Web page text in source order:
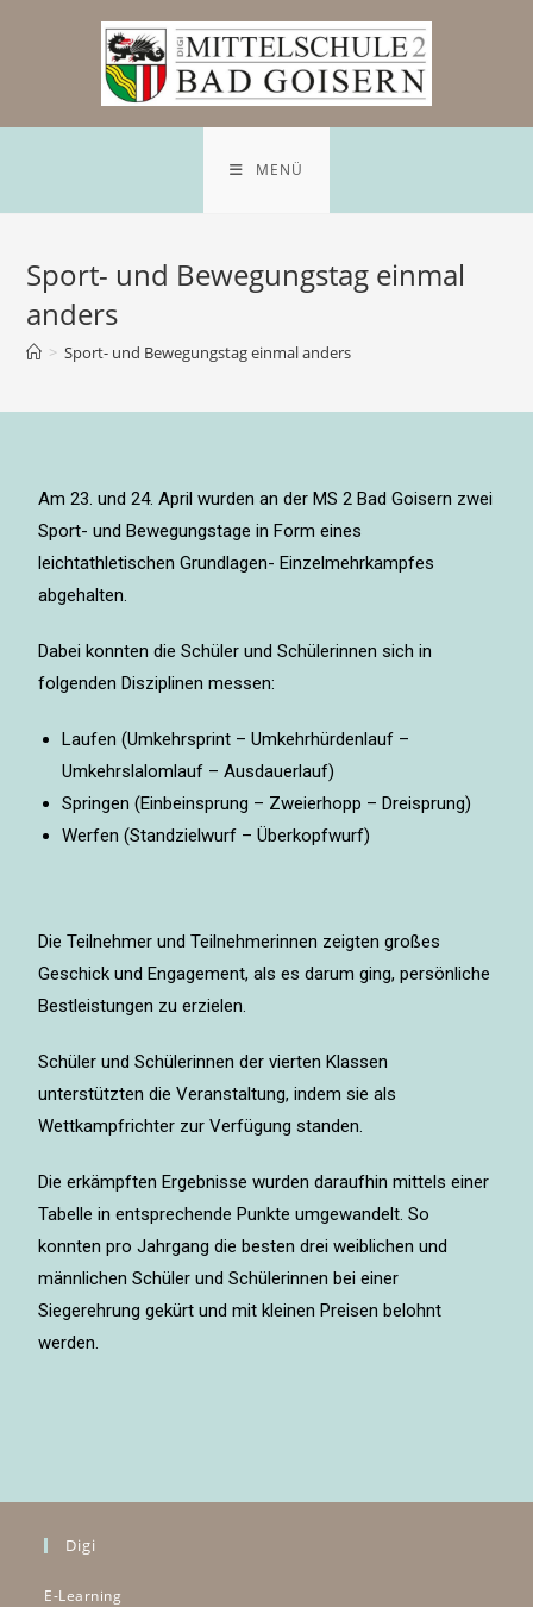
MENÜ
Sport- und Bewegungstag einmal
anders
> Sport- und Bewegungstag einmal anders
Am 23. und 24. April wurden an der MS 2 Bad Goisern zwei
Sport- und Bewegungstage in Form eines
leichtathletischen Grundlagen- Einzelmehrkampfes
abgehalten.
Dabei konnten die Schüler und Schülerinnen sich in
folgenden Disziplinen messen:
Laufen (Umkehrsprint – Umkehrhürdenlauf –
Umkehrslalomlauf – Ausdauerlauf)
Springen (Einbeinsprung – Zweierhopp – Dreisprung)
Werfen (Standzielwurf – Überkopfwurf)
Die Teilnehmer und Teilnehmerinnen zeigten großes
Geschick und Engagement, als es darum ging, persönliche
Bestleistungen zu erzielen.
Schüler und Schülerinnen der vierten Klassen
unterstützten die Veranstaltung, indem sie als
Wettkampfrichter zur Verfügung standen.
Die erkämpften Ergebnisse wurden daraufhin mittels einer
Tabelle in entsprechende Punkte umgewandelt. So
konnten pro Jahrgang die besten drei weiblichen und
männlichen Schüler und Schülerinnen bei einer
Siegerehrung gekürt und mit kleinen Preisen belohnt
werden.
Digi
E-Learning